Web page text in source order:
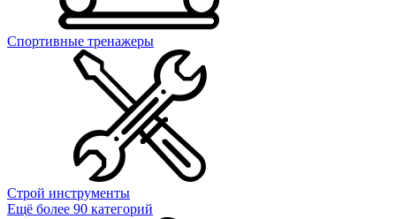
Спортивные тренажеры
Строй инструменты
Ещё более 90 категорий